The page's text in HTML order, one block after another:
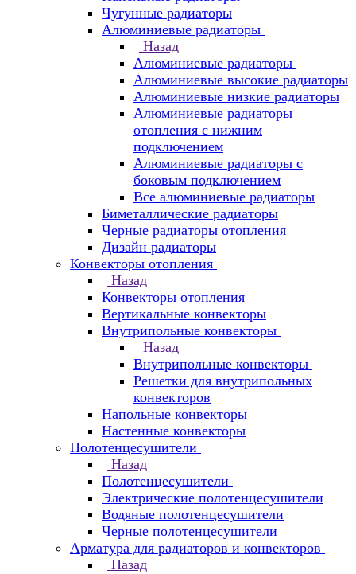
Чугунные радиаторы
Алюминиевые радиаторы
Назад
Алюминиевые радиаторы
Алюминиевые высокие радиаторы
Алюминиевые низкие радиаторы
Алюминиевые радиаторы
отопления с нижним
подключением
Алюминиевые радиаторы с
боковым подключением
Все алюминиевые радиаторы
Биметаллические радиаторы
Черные радиаторы отопления
Дизайн радиаторы
Конвекторы отопления
Назад
Конвекторы отопления
Вертикальные конвекторы
Внутрипольные конвекторы
Назад
Внутрипольные конвекторы
Решетки для внутрипольных
конвекторов
Напольные конвекторы
Настенные конвекторы
Полотенцесушители
Назад
Полотенцесушители
Электрические полотенцесушители
Водяные полотенцесушители
Черные полотенцесушители
Арматура для радиаторов и конвекторов
Назад